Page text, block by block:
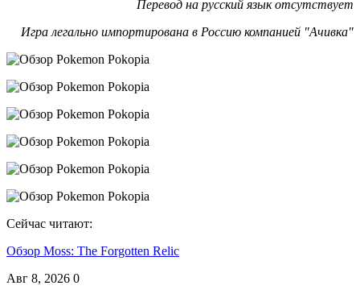
Перевод на русский язык отсутствует
Игра легально импортирована в Россию компанией "Ачивка"
Сейчас читают:
Обзор Moss: The Forgotten Relic
Авг 8, 2026 0